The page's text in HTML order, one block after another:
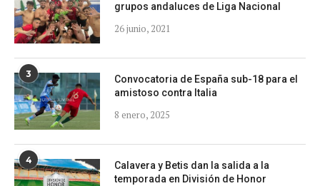
grupos andaluces de Liga Nacional
26 junio, 2021
3
Convocatoria de España sub-18 para el
amistoso contra Italia
8 enero, 2025
4
Calavera y Betis dan la salida a la
temporada en División de Honor